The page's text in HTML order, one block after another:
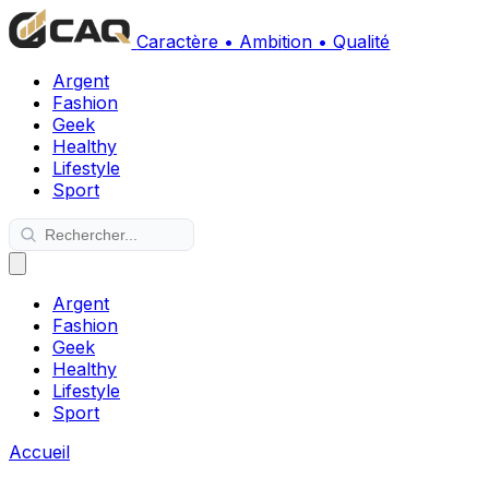
Caractère • Ambition • Qualité
Argent
Fashion
Geek
Healthy
Lifestyle
Sport
Argent
Fashion
Geek
Healthy
Lifestyle
Sport
Accueil